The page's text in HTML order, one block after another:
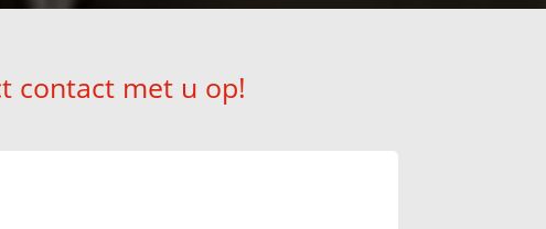
contact met u op!